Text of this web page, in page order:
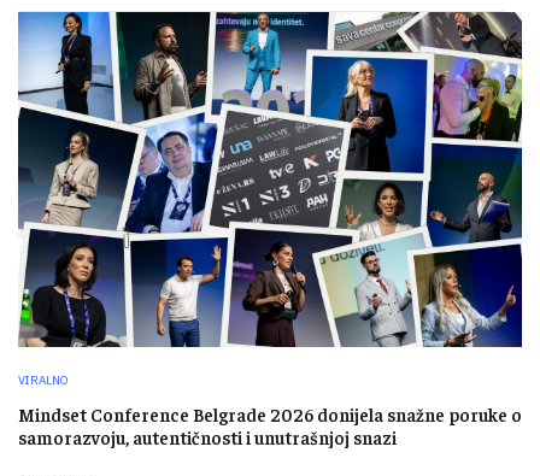
VIRALNO
Mindset Conference Belgrade 2026 donijela snažne poruke o
samorazvoju, autentičnosti i unutrašnjoj snazi